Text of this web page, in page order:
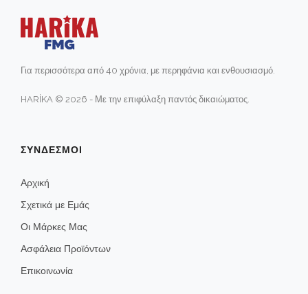
Για περισσότερα από 40 χρόνια, με περηφάνια και ενθουσιασμό.
HARİKA © 2026 - Με την επιφύλαξη παντός δικαιώματος.
ΣΥΝΔΕΣΜΟΙ
Αρχική
Σχετικά με Εμάς
Οι Μάρκες Μας
Ασφάλεια Προϊόντων
Επικοινωνία